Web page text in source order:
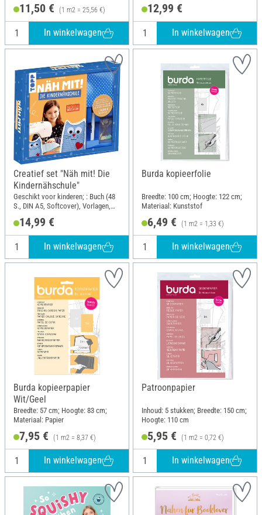
11,50 € (1 m2 = 25,56 €)
In winkelwagen
12,99 €
In winkelwagen
Creatief set "Näh mit! Die
Kindernähschule"
Geschikt voor kinderen; : Buch (48
S., DIN A5, Softcover), Vorlagen,
Nähmaschinenführerschein, Stoff
für ein Modell, Filz, Stecknadeln,
Textilstift; DIN-formaat A5
14,99 €
In winkelwagen
Burda kopieerfolie
Breedte: 100 cm; Hoogte: 122 cm;
Materiaal: Kunststof
6,49 € (1 m2 = 1,33 €)
In winkelwagen
Burda kopieerpapier
Wit/Geel
Breedte: 57 cm; Hoogte: 83 cm;
Materiaal: Papier
7,95 € (1 m2 = 8,37 €)
In winkelwagen
Patroonpapier
Inhoud: 5 stukken; Breedte: 150 cm;
Hoogte: 110 cm
5,95 € (1 m2 = 0,72 €)
In winkelwagen